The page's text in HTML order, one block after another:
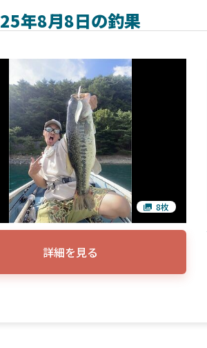
年8月8日の釣果
8枚
詳細を見る